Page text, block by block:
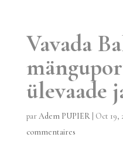
Vavada
ülevaade
parAdem PUPIER| Oct 19,
commentaires